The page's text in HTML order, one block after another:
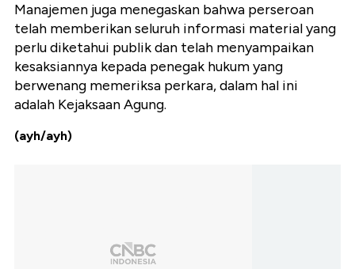
Manajemen juga menegaskan bahwa perseroan
telah memberikan seluruh informasi material yang
perlu diketahui publik dan telah menyampaikan
kesaksiannya kepada penegak hukum yang
berwenang memeriksa perkara, dalam hal ini
adalah Kejaksaan Agung.
(ayh/ayh)